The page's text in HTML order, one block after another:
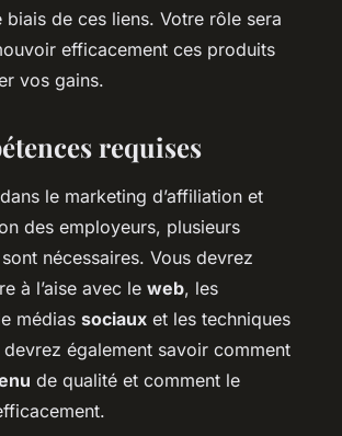
biais de ces liens. Votre rôle sera
efficacement ces produits
vos gains.
requises
le marketing d’affiliation et
des employeurs, plusieurs
nécessaires. Vous devrez
à l’aise avec le web, les
médias sociaux et les techniques
devrez également savoir comment
de qualité et comment le